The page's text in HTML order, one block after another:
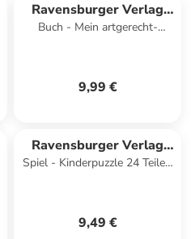
Ravensburger Verlag
GmbH
Buch - Mein artgerecht-
9,99 €
Ravensburger Verlag
GmbH
Spiel - Kinderpuzzle 24 Teile -
9,49 €